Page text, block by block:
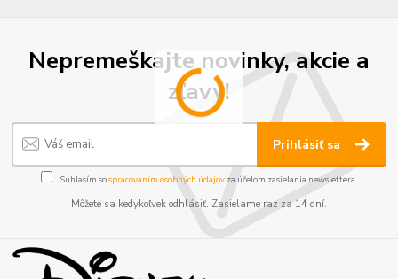
Nepremeškajte novinky, akcie a
zľavy!
Prihlásiť sa
Súhlasím sospracovaním osobných údajov za účelom zasielania newslettera.
Môžete sa kedykoľvek odhlásiť. Zasielame raz za 14 dní.